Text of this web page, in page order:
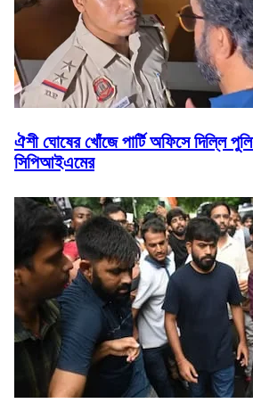
ঐশী ঘোষের খোঁজে পার্টি অফিসে দিল্লি
সিপিআইএমের